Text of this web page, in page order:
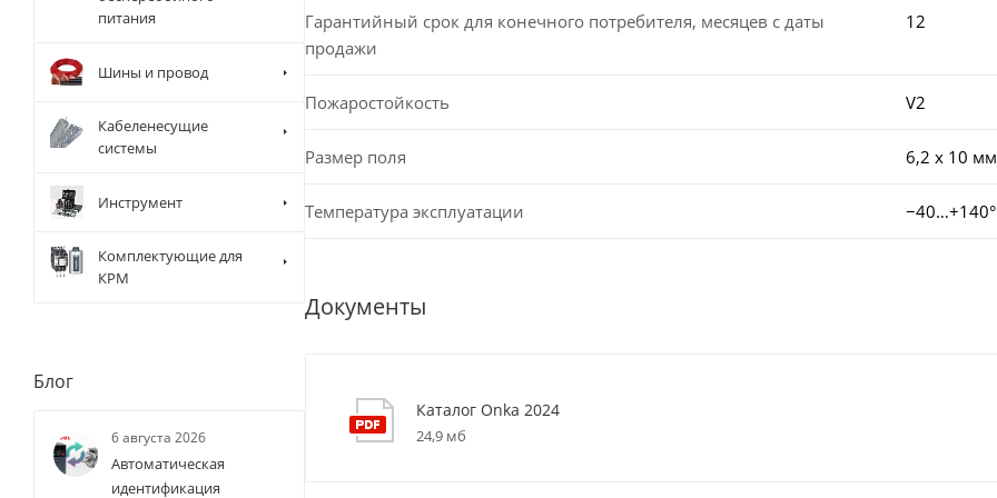
Гарантийный срок для конечного потребителя, месяцев с даты
продажи
12
Пожаростойкость V2
Размер поля 6,2 x 10 мм
Температура эксплуатации
Документы
Каталог Onka 2024
24,9 мб
питания
Шины и провод
Кабеленесущие
системы
Инструмент
Комплектующие для
КРМ
Блог
6 августа 2026
Автоматическая
идентификация